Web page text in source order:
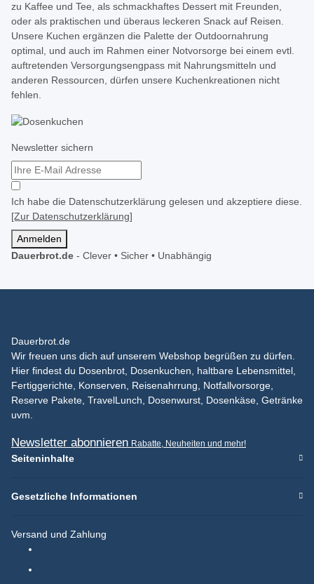
zu Kaffee und Tee, als schmackhaftes Dessert mit Freunden,
oder als praktischen und überaus leckeren Snack auf Reisen.
Unsere Kuchen ergänzen die Palette der Outdoornahrung
optimal, und auch im Rahmen einer Notvorsorge bei einem evtl.
auftretenden Versorgungsengpass mit Nahrungsmitteln und
anderen Ressourcen, dürfen unsere Kuchenkreationen nicht
fehlen.
Newsletter sichern
Ich habe die Datenschutzerklärung gelesen und akzeptiere diese.
[Zur Datenschutzerklärung]
Anmelden
Dauerbrot.de - Clever • Sicher • Unabhängig
Dauerbrot.de
Wir freuen uns dich auf unserem Webshop begrüßen zu dürfen.
Hier findest du Dosenbrot, Dosenkuchen, haltbare Lebensmittel,
Fertiggerichte, Konserven, Reisenahrrung, Notfallvorsorge,
Reserve Pakete, TravelLunch, Dosenwurst, Dosenkäse, Getränke
uvm.
Newsletter abonnieren Rabatte, Neuheiten und mehr!
Seiteninhalte
Gesetzliche Informationen
Versand und Zahlung